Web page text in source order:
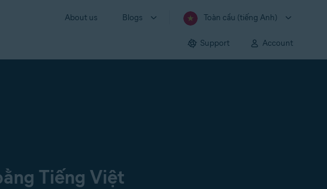
About us Blogs Toàn cầu (tiếng Anh)
Support Account
Tiếng Việt